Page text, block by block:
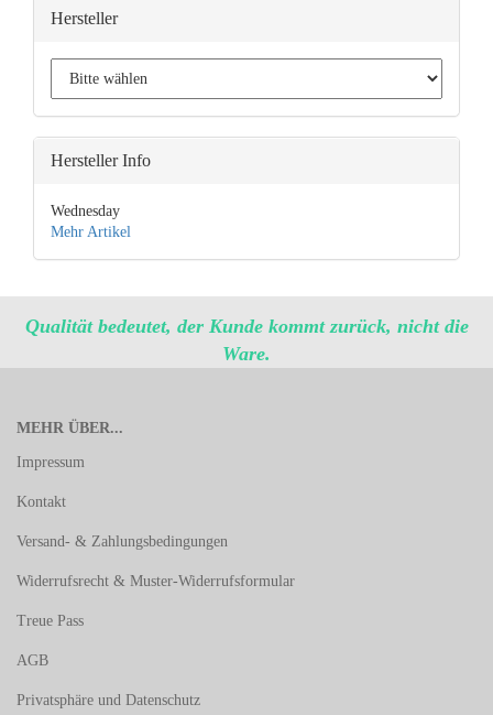
Hersteller
Hersteller Info
Wednesday
Mehr Artikel
Qualität bedeutet, der Kunde kommt zurück, nicht die
Ware.
MEHR ÜBER...
Impressum
Kontakt
Versand- & Zahlungsbedingungen
Widerrufsrecht & Muster-Widerrufsformular
Treue Pass
AGB
Privatsphäre und Datenschutz